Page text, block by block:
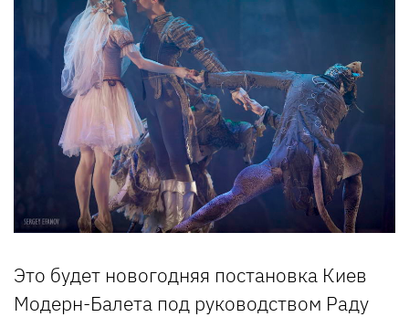
Это будет новогодняя постановка Киев
Модерн-Балета под руководством Раду